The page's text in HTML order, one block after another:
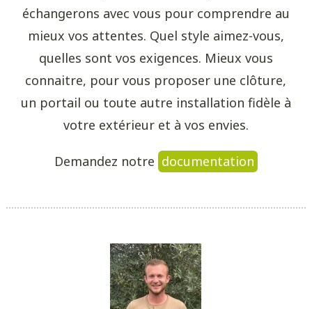
échangerons avec vous pour comprendre au
mieux vos attentes. Quel style aimez-vous,
quelles sont vos exigences. Mieux vous
connaitre, pour vous proposer une clôture,
un portail ou toute autre installation fidèle à
votre extérieur et à vos envies.
Demandez notre documentation